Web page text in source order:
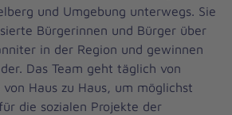
und Umgebung unterwegs. Sie
Bürgerinnen und Bürger über
in der Region und gewinnen
Das Team geht täglich von
Haus zu Haus, um möglichst
die sozialen Projekte der